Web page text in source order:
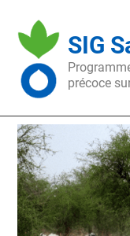
content
SIG
précoce